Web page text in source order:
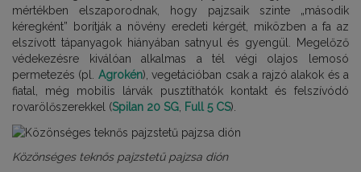
mértékben elszaporodnak, hogy pajzsaik szinte „második
kéregként” borítják a növény eredeti kérgét, miközben a fa az
elszívott tápanyagok hiányában satnyul és gyengül. Megelőző
védekezésre kiválóan alkalmas a tél végi olajos lemosó
permetezés (pl. Agrokén), vegetációban csak a rajzó alakok és a
fiatal, még mobilis lárvák pusztíthatók kontakt és felszívódó
rovarölőszerekkel (Spilan 20 SG, Full 5 CS).
Közönséges teknős pajzstetű pajzsa dión